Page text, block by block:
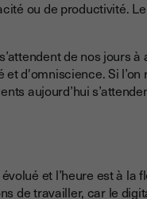
ou de productivité.
de nos jours
d'omniscience. Si l’on
aujourd’hui
et l’heure est à la
de travailler, car le